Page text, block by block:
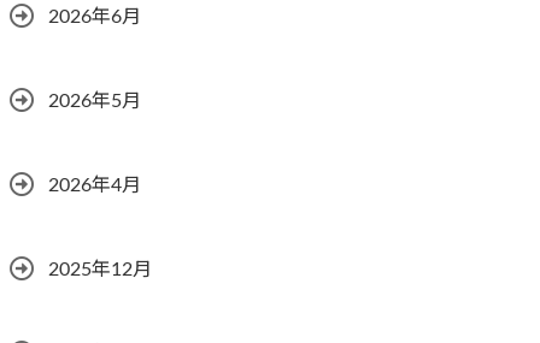
2026年6月
2026年5月
2026年4月
2025年12月